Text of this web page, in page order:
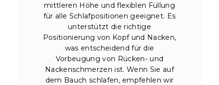
mittleren Höhe und flexiblen Füllung
für alle Schlafpositionen geeignet. Es
unterstützt die richtige
Positionierung von Kopf und Nacken,
was entscheidend für die
Vorbeugung von Rücken- und
Nackenschmerzen ist. Wenn Sie auf
dem Bauch schlafen, empfehlen wir